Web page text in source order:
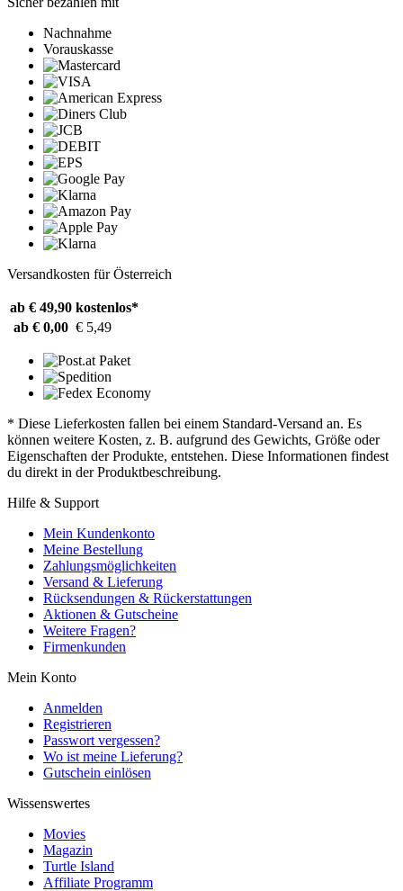
Nachnahme
Vorauskasse
Versandkosten für Österreich
ab € 49,90 kostenlos*
ab € 0,00 € 5,49
* Diese Lieferkosten fallen bei einem Standard-Versand an. Es
können weitere Kosten, z. B. aufgrund des Gewichts, Größe oder
Eigenschaften der Produkte, entstehen. Diese Informationen findest
du direkt in der Produktbeschreibung.
Hilfe & Support
Mein Kundenkonto
Meine Bestellung
Zahlungsmöglichkeiten
Versand & Lieferung
Rücksendungen & Rückerstattungen
Aktionen & Gutscheine
Weitere Fragen?
Firmenkunden
Mein Konto
Anmelden
Registrieren
Passwort vergessen?
Wo ist meine Lieferung?
Gutschein einlösen
Wissenswertes
Movies
Magazin
Turtle Island
Affiliate Programm